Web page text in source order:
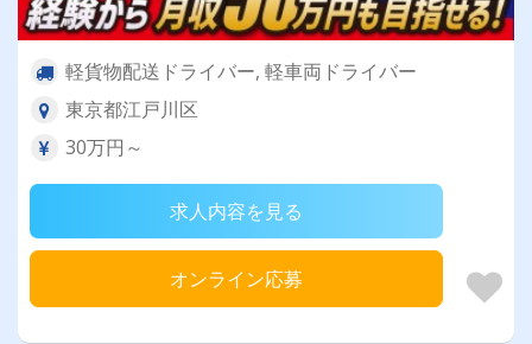
軽貨物配送ドライバー, 軽車両ドライバー
東京都江戸川区
30万円～
求人内容を見る
オンライン応募